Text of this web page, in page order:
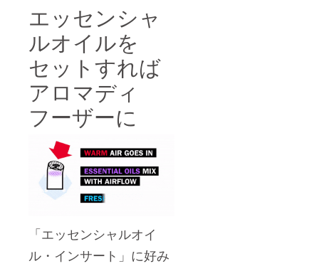
エッセンシャ
ルオイルを
セットすれば
アロマディ
フーザーに
「エッセンシャルオイ
ル・インサート」に好み